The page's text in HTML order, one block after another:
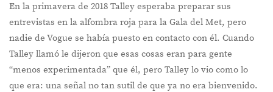
En la primavera de 2018 Talley esperaba preparar sus
entrevistas en la alfombra roja para la Gala del Met, pero
nadie de Vogue se había puesto en contacto con él. Cuando
Talley llamó le dijeron que esas cosas eran para gente
“menos experimentada” que él, pero Talley lo vio como lo
que era: una señal no tan sutil de que ya no era bienvenido.